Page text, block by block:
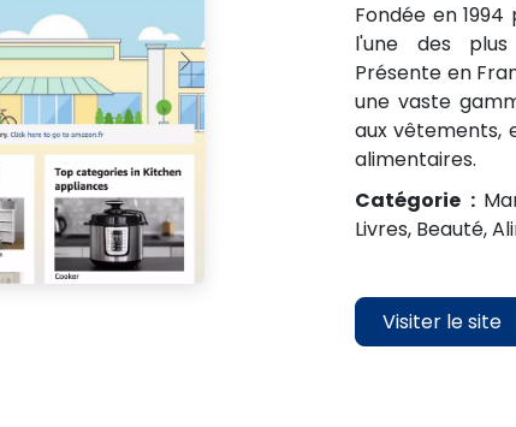
Fondée en
l'une des
Présente en
une vaste
aux vêtements,
alimentaires.
Catégorie :
Livres, Beauté,
Visiter le site